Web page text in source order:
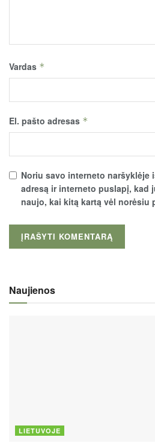
Vardas *
El. pašto adresas *
Noriu savo interneto naršyklėje
adresą ir interneto puslapį, kad
naujo, kai kitą kartą vėl norėsiu
Naujienos
LIETUVOJE